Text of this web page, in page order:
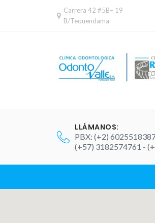
Carrera 42 #5B– 19
B/Tequendama
LLÁMANOS:
PBX: (+2)
(+57) 3182574761 -